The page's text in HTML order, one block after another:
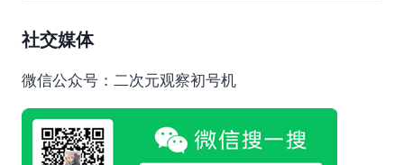
社交媒体
微信公众号：二次元观察初号机